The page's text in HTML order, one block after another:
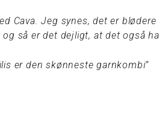
Cava. Jeg synes, det er
og så er det dejligt, at det også
er den skønneste garnkombi”